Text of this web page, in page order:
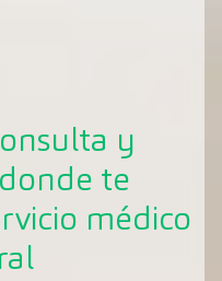
y
te
médico